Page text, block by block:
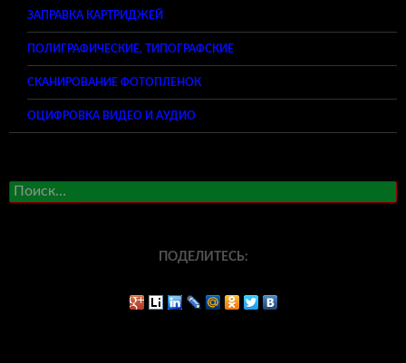
ЗАПРАВКА КАРТРИДЖЕЙ
ПОЛИГРАФИЧЕСКИЕ, ТИПОГРАФСКИЕ
СКАНИРОВАНИЕ ФОТОПЛЕНОК
ОЦИФРОВКА ВИДЕО И АУДИО
Найти:
ПОДЕЛИТЕСЬ: